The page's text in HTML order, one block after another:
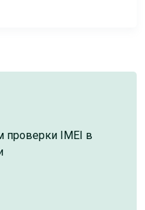
проверки IMEI в